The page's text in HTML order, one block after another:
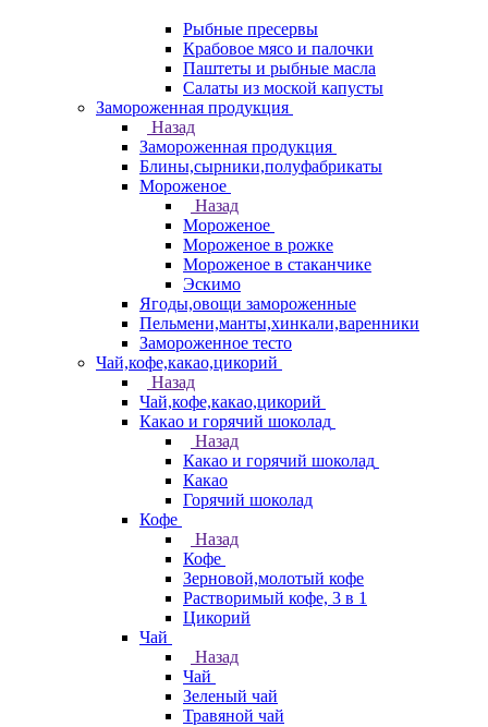
Рыбные пресервы
Крабовое мясо и палочки
Паштеты и рыбные масла
Салаты из моской капусты
Замороженная продукция
Назад
Замороженная продукция
Блины,сырники,полуфабрикаты
Мороженое
Назад
Мороженое
Мороженое в рожке
Мороженое в стаканчике
Эскимо
Ягоды,овощи замороженные
Пельмени,манты,хинкали,варенники
Замороженное тесто
Чай,кофе,какао,цикорий
Назад
Чай,кофе,какао,цикорий
Какао и горячий шоколад
Назад
Какао и горячий шоколад
Какао
Горячий шоколад
Кофе
Назад
Кофе
Зерновой,молотый кофе
Растворимый кофе, 3 в 1
Цикорий
Чай
Назад
Чай
Зеленый чай
Травяной чай